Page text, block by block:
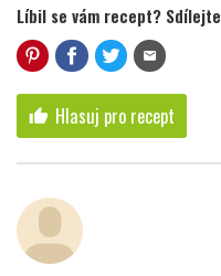
Líbil se vám recept? Sdílejte
mail
thumb_up Hlasuj pro recept